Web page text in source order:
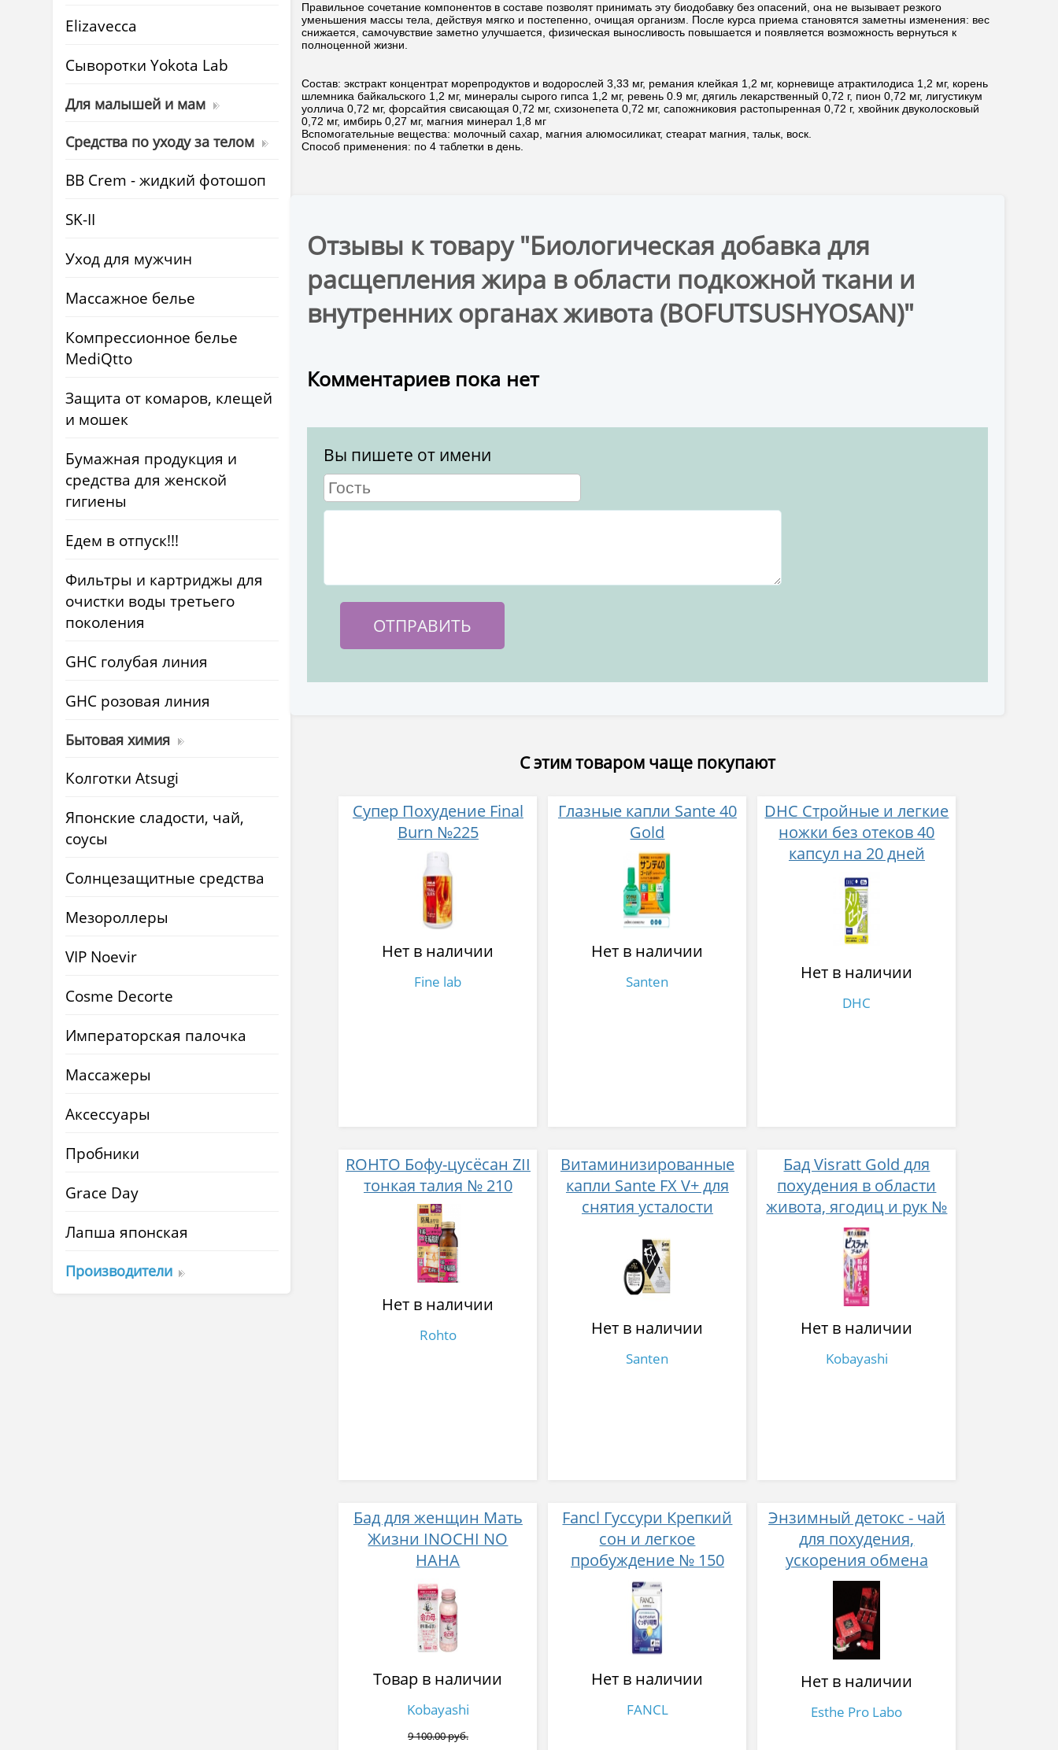
Elizavecca
Cыворотки Yokota Lab
Для малышей и мам
Средства по уходу за телом
BB Crem - жидкий фотошоп
SK-II
Уход для мужчин
Массажное белье
Компрессионное белье
MediQtto
Защита от комаров, клещей
и мошек
Бумажная продукция и
средства для женской
гигиены
Едем в отпуск!!!
Фильтры и картриджы для
очистки воды третьего
поколения
GHC голубая линия
GHC розовая линия
Бытовая химия
Колготки Atsugi
Японские сладости, чай,
соусы
Солнцезащитные средства
Мезороллеры
VIP Noevir
Cosme Decorte
Императорская палочка
Массажеры
Аксессуары
Пробники
Grace Day
Лапша японская
Производители
Правильное сочетание компонентов в составе позволят принимать эту биодобавку без опасений, она не вызывает резкого
уменьшения массы тела, действуя мягко и постепенно, очищая организм. После курса приема становятся заметны изменения: вес
снижается, самочувствие заметно улучшается, физическая выносливость повышается и появляется возможность вернуться к
полноценной жизни.
Состав: экстракт концентрат морепродуктов и водорослей 3,33 мг, ремания клейкая 1,2 мг, корневище атрактилодиса 1,2 мг, корень
шлемника байкальского 1,2 мг, минералы сырого гипса 1,2 мг, ревень 0.9 мг, дягиль лекарственный 0,72 г, пион 0,72 мг, лигустикум
уоллича 0,72 мг, форсайтия свисающая 0,72 мг, схизонепета 0,72 мг, сапожниковия растопыренная 0,72 г, хвойник двуколосковый
0,72 мг, имбирь 0,27 мг, магния минерал 1,8 мг
Вспомогательные вещества: молочный сахар, магния алюмосиликат, стеарат магния, тальк, воск.
Способ применения: по 4 таблетки в день.
Отзывы к товару "Биологическая добавка для
расщепления жира в области подкожной ткани и
внутренних органах живота (BOFUTSUSHYOSAN)"
Комментариев пока нет
Вы пишете от имени
С этим товаром чаще покупают
Супер Похудение Final
Burn №225
Нет в наличии
Fine lab
Глазные капли Sante 40
Gold
Нет в наличии
Santen
DHC Стройные и легкие
ножки без отеков 40
капсул на 20 дней
Нет в наличии
DHC
ROHTO Бофу-цусёсан ZII
тонкая талия № 210
Нет в наличии
Rohto
Витаминизированные
капли Sante FX V+ для
снятия усталости
Нет в наличии
Santen
Бад Visratt Gold для
похудения в области
живота, ягодиц и рук №
140
Нет в наличии
Kobayashi
Бад для женщин Мать
Жизни INOCHI NO
HAHA
Товар в наличии
Kobayashi
9 100.00 руб.
Fancl Гуссури Крепкий
сон и легкое
пробуждение № 150
Нет в наличии
FANCL
Энзимный детокс - чай
для похудения,
ускорения обмена
веществ и очищение от
шлаков HEAT ENZYME
PRO №30
Нет в наличии
Esthe Pro Labo